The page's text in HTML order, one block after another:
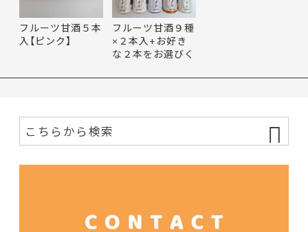
フルーツ甘酒５本
入【ピンク】
フルーツ甘酒９種
×２本入+お好き
な２本をお選びく